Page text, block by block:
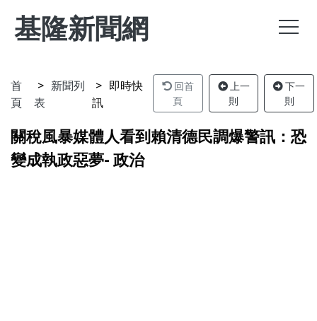
基隆新聞網
首
頁
新聞列
表
即時快
訊
回首
頁
上一
則
下一
則
關稅風暴媒體人看到賴清德民調爆警訊：恐
變成執政惡夢- 政治